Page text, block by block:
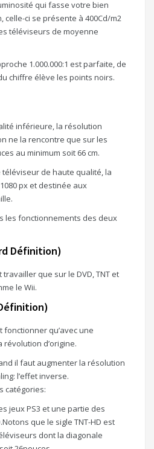
qui fasse votre bien
celle-ci se présente à 400Cd/m2
téléviseurs de moyenne
1.000.000:1 est parfaite, de
chiffre élève les points noirs.
inférieure, la résolution
ne la rencontre que sur les
au minimum soit 66 cm.
téléviseur de haute qualité, la
px et destinée aux
les fonctionnements des deux
Définition)
que sur le DVD, TNT et
le Wii.
fonctionner qu’avec une
d’origine.
il faut augmenter la résolution
l’effet inverse.
catégories:
jeux PS3 et une partie des
que le sigle TNT-HD est
dont la diagonale